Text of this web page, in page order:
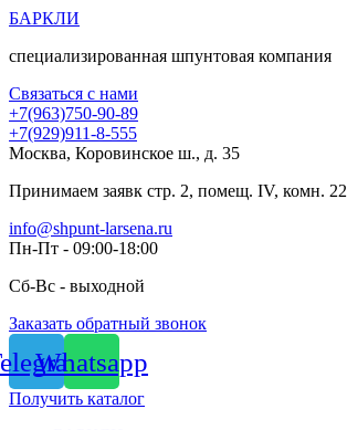
Перейти
содержимому
БАРКЛИ
специализированная шпунтовая компания
Связаться с нами
+7(963)750-90-89
+7(929)911-8-555
Москва, Коровинское ш., д. 35
Принимаем заявк стр. 2, помещ. IV, комн. 22
info@shpunt-larsena.ru
Пн-Пт - 09:00-18:00
Сб-Вс - выходной
Заказать обратный звонок
Whatsapp
Получить каталог